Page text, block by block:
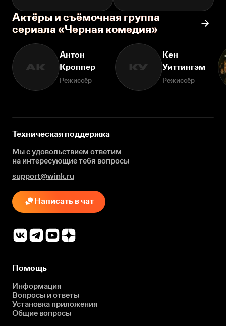
Актёры и съёмочная группа
сериала «Черная комедия»
АК
Антон
Кроппер
Режиссёр
КУ
Кен
Уиттингэм
Режиссёр
Техническая поддержка
Мы с удовольствием ответим
на интересующиетебя вопросы
support@wink.ru
Написать в чат
Помощь
Информация
Вопросы и ответы
Установка приложения
Общие вопросы